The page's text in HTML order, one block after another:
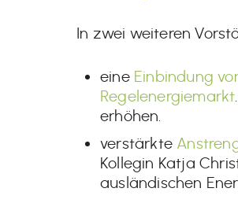
In zwei weiteren
eine Einbindung
Regelenergiemarkt
erhöhen.
verstärkte
Kollegin Katja
ausländischen